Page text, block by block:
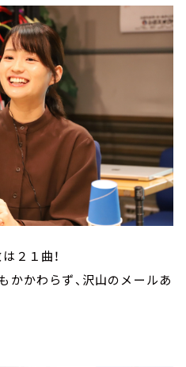
２１曲！
かかわらず、沢山のメールあ